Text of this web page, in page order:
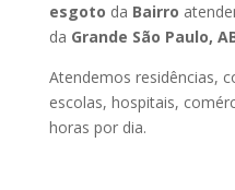
esgoto da Bairro
da Grande São Paulo,
Atendemos residências,
escolas, hospitais,
horas por dia.